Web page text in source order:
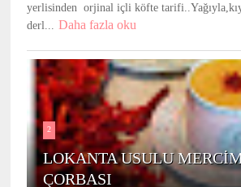
yerlisinden orjinal içli köfte
derl...
Daha fazla oku
2
LOKANTA USULU
ÇORBASI